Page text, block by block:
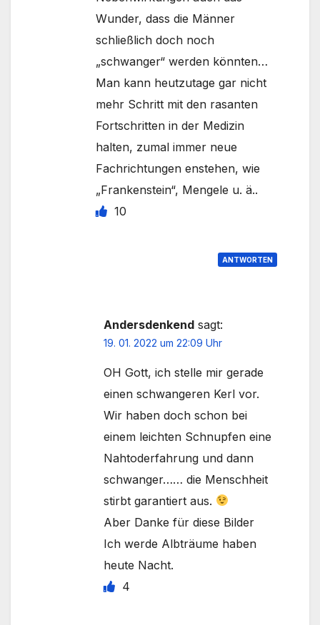
Wunder, dass die Männer
schließlich doch noch
„schwanger“ werden könnten…
Man kann heutzutage gar nicht
mehr Schritt mit den rasanten
Fortschritten in der Medizin
halten, zumal immer neue
Fachrichtungen enstehen, wie
„Frankenstein“, Mengele u. ä..
10
ANTWORTEN
Andersdenkend sagt:
19. 01. 2022 um 22:09 Uhr
OH Gott, ich stelle mir gerade
einen schwangeren Kerl vor.
Wir haben doch schon bei
einem leichten Schnupfen eine
Nahtoderfahrung und dann
schwanger…… die Menschheit
stirbt garantiert aus.
Aber Danke für diese Bilder
Ich werde Albträume haben
heute Nacht.
4